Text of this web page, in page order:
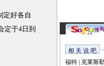
好各自
定于4日到
相 关 说 吧
福特| 克莱斯